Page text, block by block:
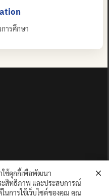
ารศึกษา
าใช้คุกกี้เพื่อพัฒนา
ะสิทธิภาพ และประสบการณ์
นการใช้เว็บไซต์ของคุณ คุณ